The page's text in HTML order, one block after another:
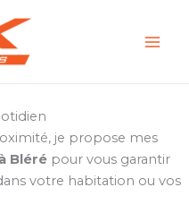
je propose mes
Bléré pour vous garantir
votre habitation ou vos